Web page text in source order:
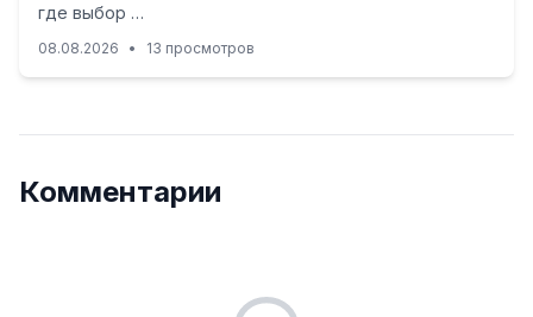
где выбор …
08.08.2026 • 13 просмотров
Комментарии